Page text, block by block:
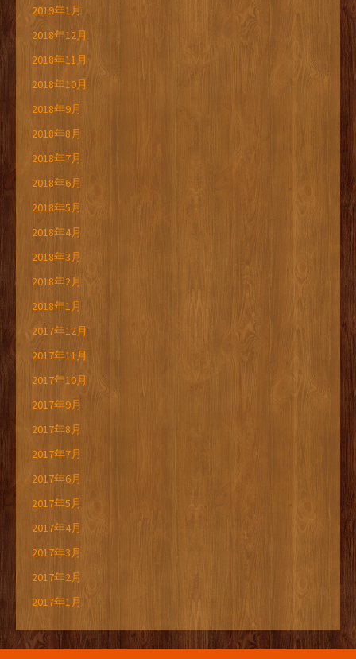
2019年1月
2018年12月
2018年11月
2018年10月
2018年9月
2018年8月
2018年7月
2018年6月
2018年5月
2018年4月
2018年3月
2018年2月
2018年1月
2017年12月
2017年11月
2017年10月
2017年9月
2017年8月
2017年7月
2017年6月
2017年5月
2017年4月
2017年3月
2017年2月
2017年1月